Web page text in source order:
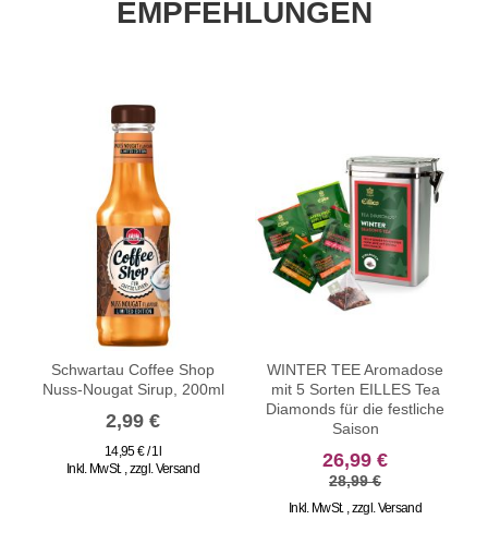
EMPFEHLUNGEN
Schwartau Coffee Shop
Nuss-Nougat Sirup, 200ml
2,99 €
14,95 € / 1l
Inkl. MwSt. zzgl. Versand
WINTER TEE Aromadose
mit 5 Sorten EILLES Tea
Diamonds für die festliche
Saison
26,99 €
28,99 €
Inkl. MwSt. zzgl. Versand